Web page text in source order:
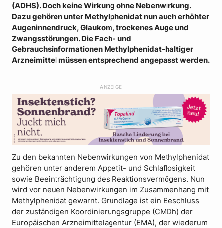
(ADHS). Doch keine Wirkung ohne Nebenwirkung.
Dazu gehören unter Methylphenidat nun auch erhöhter
Augeninnendruck, Glaukom, trockenes Auge und
Zwangsstörungen. Die Fach- und
Gebrauchsinformationen Methylphenidat-haltiger
Arzneimittel müssen entsprechend angepasst werden.
ANZEIGE
Zu den bekannten Nebenwirkungen von Methylphenidat
gehören unter anderem Appetit- und Schlaflosigkeit
sowie Beeinträchtigung des Reaktionsvermögens. Nun
wird vor neuen Nebenwirkungen im Zusammenhang mit
Methylphenidat gewarnt. Grundlage ist ein Beschluss
der zuständigen Koordinierungsgruppe (CMDh) der
Europäischen Arzneimittelagentur (EMA), der wiederum